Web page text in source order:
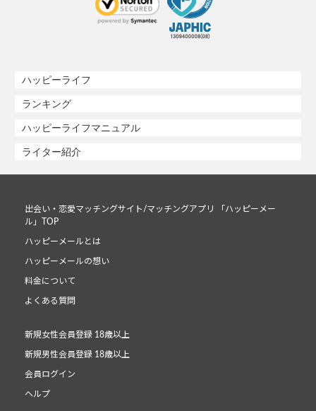
ハッピーライフ
ランキング
ハッピーライフマニュアル
ライター紹介
出会い・恋愛マッチングサイト/マッチングアプリ 「ハッピーメー
ル」TOP
ハッピーメールとは
ハッピーメールの想い
料金について
よくある質問
新規女性会員登録 18歳以上
新規男性会員登録 18歳以上
会員ログイン
ヘルプ